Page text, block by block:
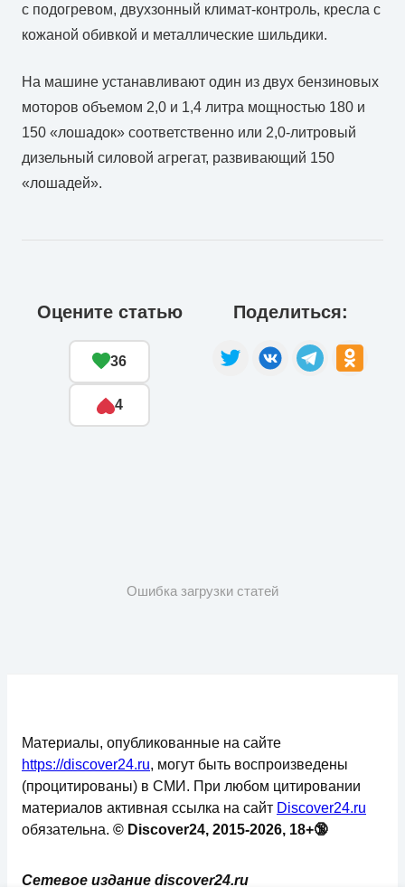
с подогревом, двухзонный климат-контроль, кресла с
кожаной обивкой и металлические шильдики.
На машине устанавливают один из двух бензиновых
моторов объемом 2,0 и 1,4 литра мощностью 180 и
150 «лошадок» соответственно или 2,0-литровый
дизельный силовой агрегат, развивающий 150
«лошадей».
Оцените статью
36
4
Поделиться:
Ошибка загрузки статей
Сетевое издание discover24.ru
Материалы, опубликованные на сайте
https://discover24.ru, могут быть воспроизведены
(процитированы) в СМИ. При любом цитировании
материалов активная ссылка на сайт Discover24.ru
обязательна. © Discover24, 2015-2026, 18+🔞